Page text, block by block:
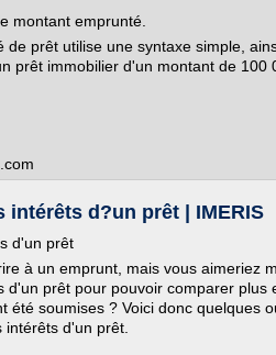
montant emprunté.
de prêt utilise une syntaxe simple,
prêt immobilier d'un montant de 100
intérêts d?un prêt | IMERIS
d'un prêt
à un emprunt, mais vous aimeriez
d'un prêt pour pouvoir comparer plus
été soumises ? Voici donc quelques
d'un prêt.